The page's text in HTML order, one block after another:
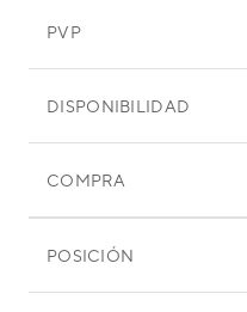
PVP
DISPONIBILIDAD
COMPRA
POSICIÓN